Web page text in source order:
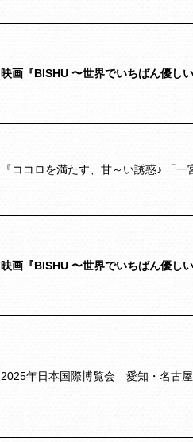
映画『BISHU 〜世界でいちばん優し
『ココロを満たす、甘～い誘惑♪ 「
映画『BISHU 〜世界でいちばん優し
2025年日本国際博覧会 愛知・名古